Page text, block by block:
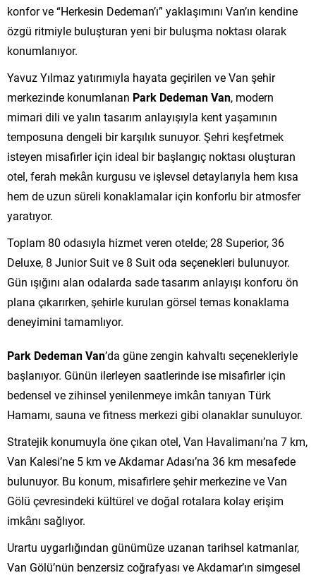
konfor ve “Herkesin Dedeman’ı” yaklaşımını Van’ın kendine
özgü ritmiyle buluşturan yeni bir buluşma noktası olarak
konumlanıyor.
Yavuz Yılmaz yatırımıyla hayata geçirilen ve Van şehir
merkezinde konumlanan Park Dedeman Van, modern
mimari dili ve yalın tasarım anlayışıyla kent yaşamının
temposuna dengeli bir karşılık sunuyor. Şehri keşfetmek
isteyen misafirler için ideal bir başlangıç noktası oluşturan
otel, ferah mekân kurgusu ve işlevsel detaylarıyla hem kısa
hem de uzun süreli konaklamalar için konforlu bir atmosfer
yaratıyor.
Toplam 80 odasıyla hizmet veren otelde; 28 Superior, 36
Deluxe, 8 Junior Suit ve 8 Suit oda seçenekleri bulunuyor.
Gün ışığını alan odalarda sade tasarım anlayışı konforu ön
plana çıkarırken, şehirle kurulan görsel temas konaklama
deneyimini tamamlıyor.
Park Dedeman Van’da güne zengin kahvaltı seçenekleriyle
başlanıyor. Günün ilerleyen saatlerinde ise misafirler için
bedensel ve zihinsel yenilenmeye imkân tanıyan Türk
Hamamı, sauna ve fitness merkezi gibi olanaklar sunuluyor.
Stratejik konumuyla öne çıkan otel, Van Havalimanı’na 7 km,
Van Kalesi’ne 5 km ve Akdamar Adası’na 36 km mesafede
bulunuyor. Bu konum, misafirlere şehir merkezine ve Van
Gölü çevresindeki kültürel ve doğal rotalara kolay erişim
imkânı sağlıyor.
Urartu uygarlığından günümüze uzanan tarihsel katmanlar,
Van Gölü’nün benzersiz coğrafyası ve Akdamar’ın simgesel